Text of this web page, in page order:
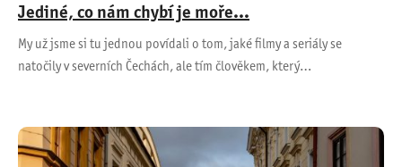
Jediné, co nám chybí je moře...
My už jsme si tu jednou povídali o tom, jaké filmy a seriály se
natočily v severních Čechách, ale tím člověkem, který…